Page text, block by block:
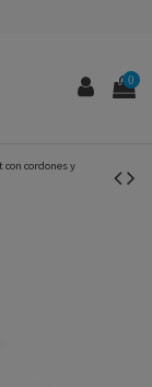
0
con cordones y